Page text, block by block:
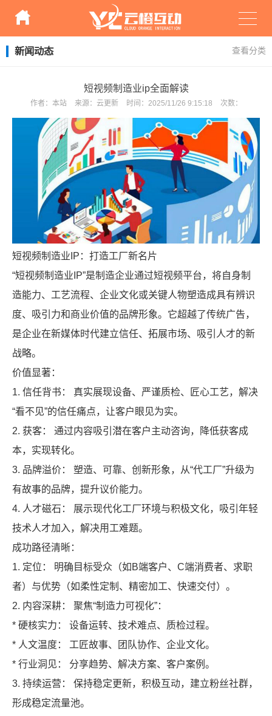
新闻动态 查看分类
短视频制造业ip全面解读
作者： 本站 来源： 云更新 时间： 2025/11/26 9:15:18 次数：
短视频制造业IP：打造工厂新名片
“短视频制造业IP”是制造企业通过短视频平台，将自身制
造能力、工艺流程、企业文化或关键人物塑造成具有辨识
度、吸引力和商业价值的品牌形象。它超越了传统广告，
是企业在新媒体时代建立信任、拓展市场、吸引人才的新
战略。
价值显著：
1. 信任背书： 真实展现设备、严谨质检、匠心工艺，解决
“看不见”的信任痛点，让客户眼见为实。
2. 获客： 通过内容吸引潜在客户主动咨询，降低获客成
本，实现转化。
3. 品牌溢价： 塑造、可靠、创新形象，从“代工厂”升级为
有故事的品牌，提升议价能力。
4. 人才磁石： 展示现代化工厂环境与积极文化，吸引年轻
技术人才加入，解决用工难题。
成功路径清晰：
1. 定位： 明确目标受众（如B端客户、C端消费者、求职
者）与优势（如柔性定制、精密加工、快速交付）。
2. 内容深耕： 聚焦“制造力可视化”：
* 硬核实力： 设备运转、技术难点、质检过程。
* 人文温度： 工匠故事、团队协作、企业文化。
* 行业洞见： 分享趋势、解决方案、客户案例。
3. 持续运营： 保持稳定更新，积极互动，建立粉丝社群，
形成稳定流量池。
扫描微信二维码